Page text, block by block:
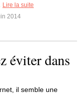
Lire la suite
2014
éviter dans
il semble une